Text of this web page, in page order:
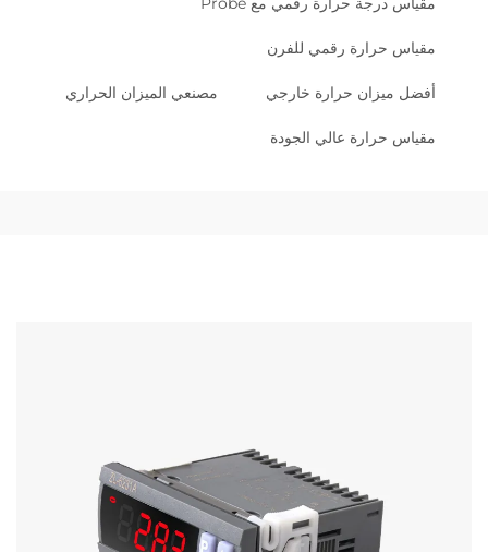
مقياس حرارة رقمي للفرن
أفضل ميزان حرارة خارجي مصنعي الميزان الحراري
مقياس حرارة عالي الجودة